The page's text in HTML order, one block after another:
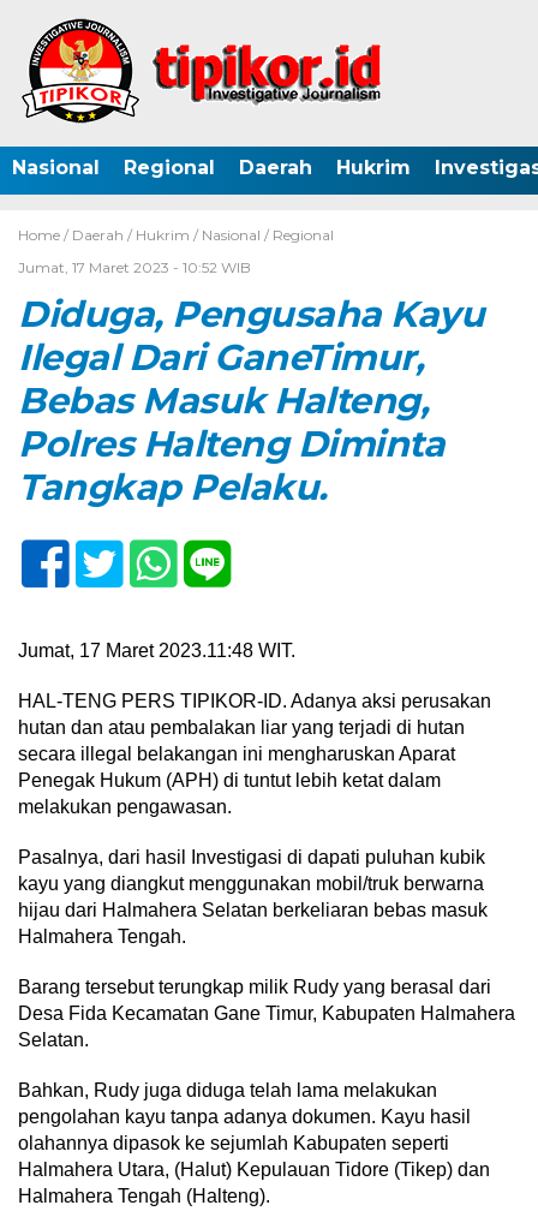
Nasional Regional Daerah Hukrim
Home / Daerah / Hukrim / Nasional / Regional
Jumat, 17 Maret 2023 - 10:52 WIB
Diduga, Pengusaha Kayu
Ilegal Dari GaneTimur,
BebasMasuk Halteng,
Polres Halteng Diminta
Tangkap Pelaku.
Jumat, 17 Maret 2023.11:48 WIT.
HAL-TENG PERS TIPIKOR-ID. Adanya aksi perusakan
hutan dan atau pembalakan liar yang terjadi di hutan
secara illegal belakangan ini mengharuskan Aparat
Penegak Hukum (APH) di tuntut lebih ketat dalam
melakukan pengawasan.
Pasalnya, dari hasil Investigasi di dapati puluhan kubik
kayu yang diangkut menggunakan mobil/truk berwarna
hijau dari Halmahera Selatan berkeliaran bebas masuk
Halmahera Tengah.
Barang tersebut terungkap milik Rudy yang berasal dari
Desa Fida Kecamatan Gane Timur, Kabupaten Halmahera
Selatan.
Bahkan, Rudy juga diduga telah lama melakukan
pengolahan kayu tanpa adanya dokumen. Kayu hasil
olahannya dipasok ke sejumlah Kabupaten seperti
Halmahera Utara, (Halut) Kepulauan Tidore (Tikep) dan
Halmahera Tengah (Halteng).